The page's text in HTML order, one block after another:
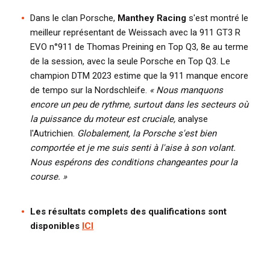
Dans le clan Porsche, Manthey Racing s'est montré le
meilleur représentant de Weissach avec la 911 GT3 R
EVO n°911 de Thomas Preining en Top Q3, 8e au terme
de la session, avec la seule Porsche en Top Q3. Le
champion DTM 2023 estime que la 911 manque encore
de tempo sur la Nordschleife. « Nous manquons
encore un peu de rythme, surtout dans les secteurs où
la puissance du moteur est cruciale, analyse
l'Autrichien. Globalement, la Porsche s'est bien
comportée et je me suis senti à l'aise à son volant.
Nous espérons des conditions changeantes pour la
course. »
Les résultats complets des qualifications sont
disponibles ICI